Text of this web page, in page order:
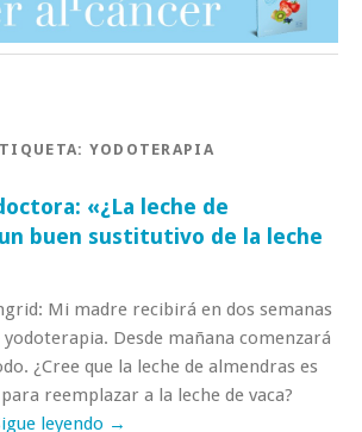
YODOTERAPIA
«¿La leche de
buen sustitutivo de la leche
Mi madre recibirá en dos semanas
Desde mañana comenzará
¿Cree que la leche de almendras es
reemplazar a la leche de vaca?
leyendo →